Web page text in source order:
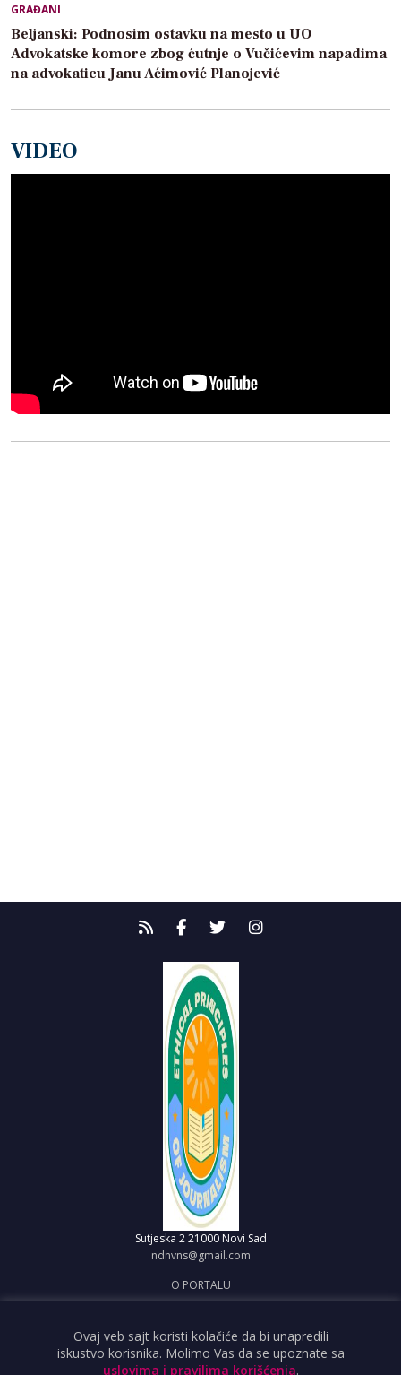
GRAĐANI
Beljanski: Podnosim ostavku na mesto u UO
Advokatske komore zbog ćutnje o Vučićevim napadima
na advokaticu Janu Aćimović Planojević
VIDEO
Sutjeska 2 21000 Novi Sad
ndnvns@gmail.com
O PORTALU
OBJAVI VEST
USLOVI KORIŠĆENJA
Ovaj veb sajt koristi kolačiće da bi unapredili
iskustvo korisnika. Molimo Vas da se upoznate sa
uslovima i pravilima korišćenja.